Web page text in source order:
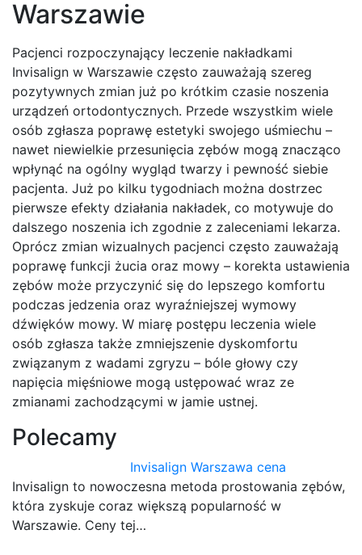
Warszawie
Pacjenci rozpoczynający leczenie nakładkami
Invisalign w Warszawie często zauważają szereg
pozytywnych zmian już po krótkim czasie noszenia
urządzeń ortodontycznych. Przede wszystkim wiele
osób zgłasza poprawę estetyki swojego uśmiechu –
nawet niewielkie przesunięcia zębów mogą znacząco
wpłynąć na ogólny wygląd twarzy i pewność siebie
pacjenta. Już po kilku tygodniach można dostrzec
pierwsze efekty działania nakładek, co motywuje do
dalszego noszenia ich zgodnie z zaleceniami lekarza.
Oprócz zmian wizualnych pacjenci często zauważają
poprawę funkcji żucia oraz mowy – korekta ustawienia
zębów może przyczynić się do lepszego komfortu
podczas jedzenia oraz wyraźniejszej wymowy
dźwięków mowy. W miarę postępu leczenia wiele
osób zgłasza także zmniejszenie dyskomfortu
związanym z wadami zgryzu – bóle głowy czy
napięcia mięśniowe mogą ustępować wraz ze
zmianami zachodzącymi w jamie ustnej.
Polecamy
Invisalign Warszawa cena
Invisalign to nowoczesna metoda prostowania zębów,
która zyskuje coraz większą popularność w
Warszawie. Ceny tej…